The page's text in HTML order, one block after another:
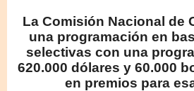
La Comisión Nacional de
una programación en
selectivas con una
620.000 dólares y 60.000
en premios para